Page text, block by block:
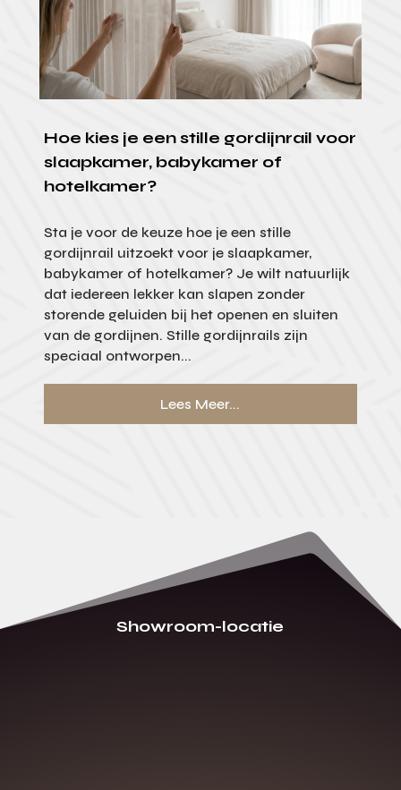
Hoe kies je een stille gordijnrail voor
slaapkamer, babykamer of
hotelkamer?
Sta je voor de keuze hoe je een stille
gordijnrail uitzoekt voor je slaapkamer,
babykamer of hotelkamer? Je wilt natuurlijk
dat iedereen lekker kan slapen zonder
storende geluiden bij het openen en sluiten
van de gordijnen. Stille gordijnrails zijn
speciaal ontworpen...
Lees Meer...
Showroom-locatie